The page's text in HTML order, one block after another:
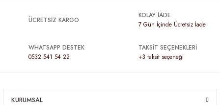
ÜCRETSİZ KARGO
KOLAY İADE
7 Gün İçinde Ücretsiz İade
WHATSAPP DESTEK
0532 541 54 22
TAKSİT SEÇENEKLERİ
+3 taksit seçeneği
KURUMSAL